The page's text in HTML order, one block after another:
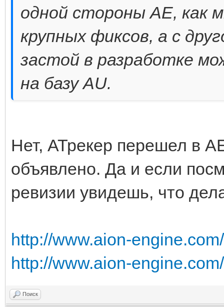
одной стороны АЕ, как
крупных фиксов, а с
застой в разработке
на базу AU.
Нет, АТрекер перешел в
объявлено. Да и если
ревизии увидешь, что
http://www.aion-
http://www.aion-
Поиск